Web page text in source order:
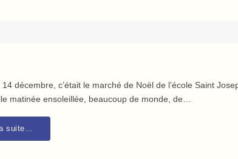
14 décembre, c’était le marché de Noël de l’école Saint
matinée ensoleillée, beaucoup de monde, de…
suite…